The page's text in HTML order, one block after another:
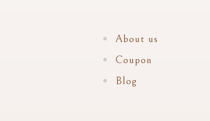
About us
Coupon
Blog